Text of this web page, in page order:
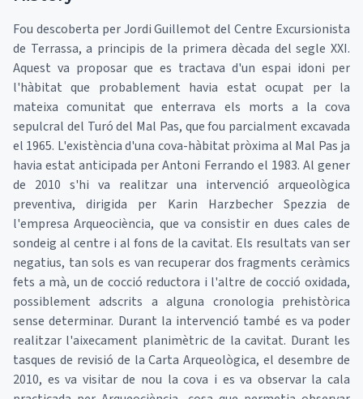
Fou descoberta per Jordi Guillemot del Centre Excursionista
de Terrassa, a principis de la primera dècada del segle XXI.
Aquest va proposar que es tractava d'un espai idoni per
l'hàbitat que probablement havia estat ocupat per la
mateixa comunitat que enterrava els morts a la cova
sepulcral del Turó del Mal Pas, que fou parcialment excavada
el 1965. L'existència d'una cova-hàbitat pròxima al Mal Pas ja
havia estat anticipada per Antoni Ferrando el 1983. Al gener
de 2010 s'hi va realitzar una intervenció arqueològica
preventiva, dirigida per Karin Harzbecher Spezzia de
l'empresa Arqueociència, que va consistir en dues cales de
sondeig al centre i al fons de la cavitat. Els resultats van ser
negatius, tan sols es van recuperar dos fragments ceràmics
fets a mà, un de cocció reductora i l'altre de cocció oxidada,
possiblement adscrits a alguna cronologia prehistòrica
sense determinar. Durant la intervenció també es va poder
realitzar l'aixecament planimètric de la cavitat. Durant les
tasques de revisió de la Carta Arqueològica, el desembre de
2010, es va visitar de nou la cova i es va observar la cala